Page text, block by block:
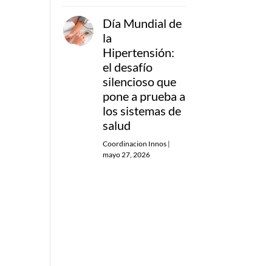
Día Mundial de
la
Hipertensión:
el desafío
silencioso que
pone a prueba a
los sistemas de
salud
Coordinacion Innos |
mayo 27, 2026